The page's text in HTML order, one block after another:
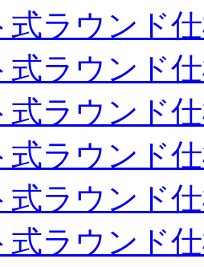
式ラウンド
式ラウンド
式ラウンド
式ラウンド
式ラウンド
式ラウンド